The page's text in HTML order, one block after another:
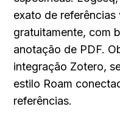
exato de
gratuitamente, com
anotação de PDF.
integração Zotero,
estilo Roam
referências.